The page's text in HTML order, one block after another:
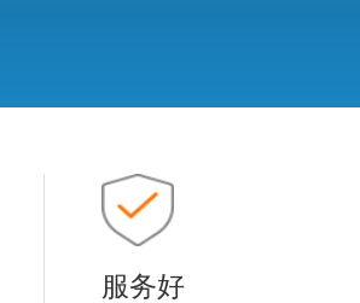
服务好